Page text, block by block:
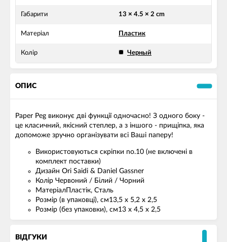
Габарити 13 × 4.5 × 2 cm
Матеріал Пластик
Колір Черный
ОПИС
Paper Peg виконує дві функції одночасно! З одного боку -
це класичний, якісний степлер, а з іншого - прищіпка, яка
допоможе зручно організувати всі Ваші паперу!
Використовуються скріпки no.10 (не включені в
комплект поставки)
Дизайн Ori Saidi & Daniel Gassner
Колір Червоний / Білий / Чорний
МатеріалПластік, Сталь
Розмір (в упаковці), см13,5 x 5,2 x 2,5
Розмір (без упаковки), см13 x 4,5 x 2,5
ВІДГУКИ